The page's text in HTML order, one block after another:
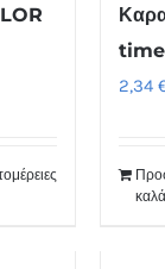
time
2,34